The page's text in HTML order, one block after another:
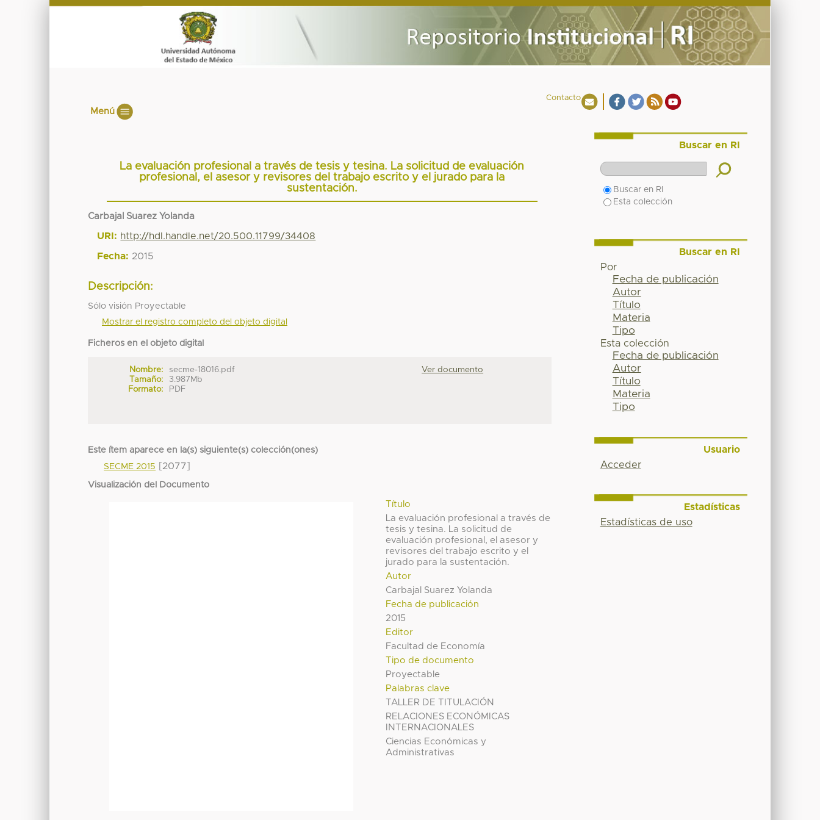
Contacto
Menú
La evaluación profesional a través de tesis y tesina. La solicitud de evaluación
profesional, el asesor y revisores del trabajo escrito y el jurado para la
sustentación.
Carbajal Suarez Yolanda
URI: http://hdl.handle.net/20.500.11799/34408
Fecha: 2015
Descripción:
Sólo visión Proyectable
Mostrar el registro completo del objeto digital
Ficheros en el objeto digital
Nombre:
secme-18016.pdf
Tamaño:
3.987Mb
Formato:
PDF
Ver documento
Este ítem aparece en la(s) siguiente(s) colección(ones)
SECME 2015
[2077]
Visualización del Documento
Título
La evaluación profesional a través de
tesis y tesina. La solicitud de
evaluación profesional, el asesor y
revisores del trabajo escrito y el
jurado para la sustentación.
Autor
Carbajal Suarez Yolanda
Fecha de publicación
2015
Editor
Facultad de Economía
Tipo de documento
Proyectable
Palabras clave
TALLER DE TITULACIÓN
RELACIONES ECONÓMICAS
INTERNACIONALES
Ciencias Económicas y
Administrativas
Buscar en RI
Buscar en RI
Esta colección
Buscar en RI
Por
Fecha de publicación
Autor
Título
Materia
Tipo
Esta colección
Fecha de publicación
Autor
Título
Materia
Tipo
Usuario
Acceder
Estadísticas
Estadísticas de uso